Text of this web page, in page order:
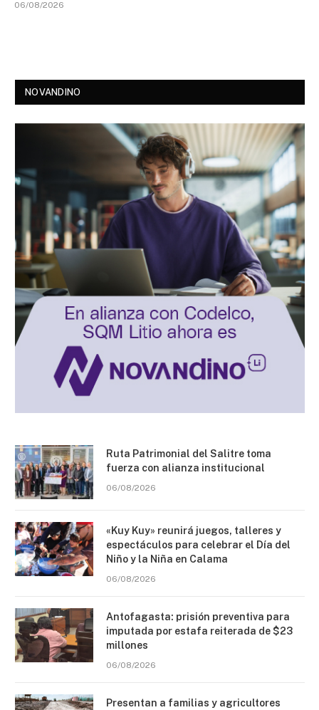
06/08/2026
NOVANDINO
Ruta Patrimonial del Salitre toma
fuerza con alianza institucional
06/08/2026
«Kuy Kuy» reunirá juegos, talleres y
espectáculos para celebrar el Día del
Niño y la Niña en Calama
06/08/2026
Antofagasta: prisión preventiva para
imputada por estafa reiterada de $23
millones
06/08/2026
Presentan a familias y agricultores